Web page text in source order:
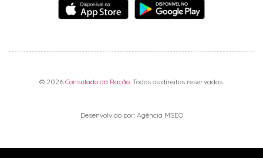
© 2026 Consulado da Ração. Todos os direitos reservados.
Desenvolvido por: Agência MSEO